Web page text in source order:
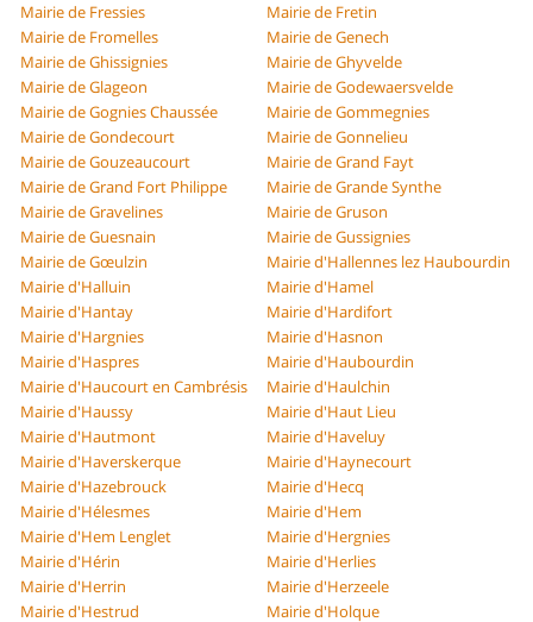
Mairie de Fressies
Mairie de Fretin
Mairie de Fromelles
Mairie de Genech
Mairie de Ghissignies
Mairie de Ghyvelde
Mairie de Glageon
Mairie de Godewaersvelde
Mairie de Gognies Chaussée
Mairie de Gommegnies
Mairie de Gondecourt
Mairie de Gonnelieu
Mairie de Gouzeaucourt
Mairie de Grand Fayt
Mairie de Grand Fort Philippe
Mairie de Grande Synthe
Mairie de Gravelines
Mairie de Gruson
Mairie de Guesnain
Mairie de Gussignies
Mairie de Gœulzin
Mairie d'Hallennes lez Haubourdin
Mairie d'Halluin
Mairie d'Hamel
Mairie d'Hantay
Mairie d'Hardifort
Mairie d'Hargnies
Mairie d'Hasnon
Mairie d'Haspres
Mairie d'Haubourdin
Mairie d'Haucourt en Cambrésis
Mairie d'Haulchin
Mairie d'Haussy
Mairie d'Haut Lieu
Mairie d'Hautmont
Mairie d'Haveluy
Mairie d'Haverskerque
Mairie d'Haynecourt
Mairie d'Hazebrouck
Mairie d'Hecq
Mairie d'Hélesmes
Mairie d'Hem
Mairie d'Hem Lenglet
Mairie d'Hergnies
Mairie d'Hérin
Mairie d'Herlies
Mairie d'Herrin
Mairie d'Herzeele
Mairie d'Hestrud
Mairie d'Holque